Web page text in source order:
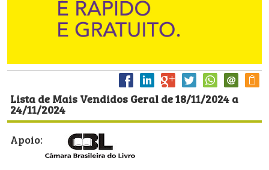
Lista de Mais Vendidos Geral de 18/11/2024 a
24/11/2024
Apoio: